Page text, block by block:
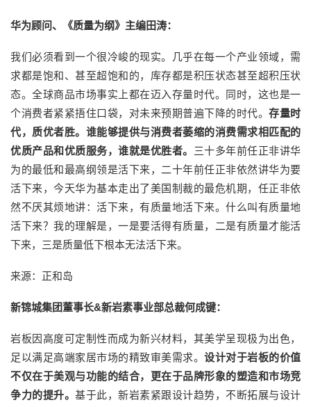
华为顾问、《质量为纲》主编田涛：
我们必须看到一个很冷峻的现实。几乎在每一个产业领域，需
求都是饱和、甚至超饱和的，库存都是积压状态甚至超积压状
态。全球商品市场事实上都在迈入存量时代。同时，这也是一
个消费者紧紧捂住口袋，对未来预期普遍下降的时代。 存量时
代，质优者胜。谁能够提供与消费者萎缩的消费需求相匹配的
优质产品和优质服务，谁就是优胜者。 三十多年前任正非讲华
为的最低和最高纲领是活下来，二十年前任正非依然讲华为要
活下来，今天华为基本走出了美国制裁的最危机期，任正非依
然不厌其烦地讲：活下来，有质量地活下来。什么叫有质量地
活下来？我的理解是，一是要活得有质量，二是有质量才能活
下来，三是质量低下根本无法活下来。
来源：正和岛
新锦城集团董事长&新岩素事业部总裁何成键：
岩板因高度可定制性而成为新兴材料，其美学呈现极为出色，
足以满足高端家居市场的精致审美需求。 设计对于岩板的价值
不仅在于美观与功能的结合，更在于品牌形象的塑造和市场竞
争力的提升。 基于此，新岩素紧跟设计趋势，不断拓展与设计